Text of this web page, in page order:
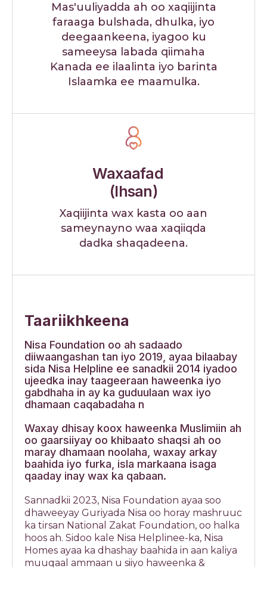
Mas'uuliyadda ah oo xaqiijinta
faraaga bulshada, dhulka, iyo
deegaankeena, iyagoo ku
sameeysa labada qiimaha
Kanada ee ilaalinta iyo barinta
Islaamka ee maamulka.
Waxaafad
(Ihsan)
Xaqiijinta wax kasta oo aan
sameynayno waa xaqiiqda
dadka shaqadeena.
Taariikhkeena
Nisa Foundation oo ah sadaado
diiwaangashan tan iyo 2019, ayaa bilaabay
sida Nisa Helpline ee sanadkii 2014 iyadoo
ujeedka inay taageeraan haweenka iyo
gabdhaha in ay ka guduulaan wax iyo
dhamaan caqabadaha n
Waxay dhisay koox haweenka Muslimiin ah
oo gaarsiiyay oo khibaato shaqsi ah oo
maray dhamaan noolaha, waxay arkay
baahida iyo furka, isla markaana isaga
qaaday inay wax ka qabaan.
Sannadkii 2023, Nisa Foundation ayaa soo
dhaweeyay Guriyada Nisa oo horay mashruuc
ka tirsan National Zakat Foundation, oo halka
hoos ah. Sidoo kale Nisa Helplinee-ka, Nisa
Homes ayaa ka dhashay baahida in aan kaliya
muuqaal ammaan u siiyo haweenka &